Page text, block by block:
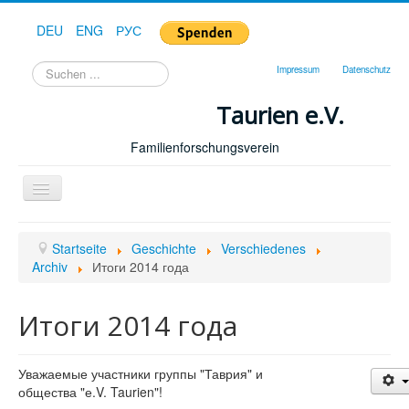
DEU ENG РУС
Suchen
...
Impressum Datenschutz
Taurien e.V.
Familienforschungsverein
Toggle
Navigation
Forum
Geschichte
Publikationen
Startseite Geschichte
Verschiedenes
Archiv
Итоги 2014 года
Итоги 2014 года
Уважаемые участники группы "Таврия" и
общества "е.V. Taurien"!